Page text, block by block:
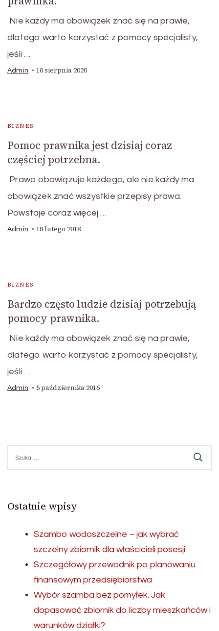
Nie każdy ma obowiązek znać się na prawie,
dlatego warto korzystać z pomocy specjalisty,
jeśli …
Admin 10 sierpnia 2020
BIZNES
Pomoc prawnika jest dzisiaj coraz
częściej potrzebna.
Prawo obowiązuje każdego, ale nie każdy ma
obowiązek znać wszystkie przepisy prawa.
Powstaje coraz więcej …
Admin 18 lutego 2018
BIZNES
Bardzo często ludzie dzisiaj potrzebują
pomocy prawnika.
Nie każdy ma obowiązek znać się na prawie,
dlatego warto korzystać z pomocy specjalisty,
jeśli …
Admin 5 października 2016
Ostatnie wpisy
Szambo wodoszczelne – jak wybrać
szczelny zbiornik dla właścicieli posesji
Szczegółowy przewodnik po planowaniu
finansowym przedsiębiorstwa
Wybór szamba bez pomyłek. Jak
dopasować zbiornik do liczby mieszkańców i
warunków działki?